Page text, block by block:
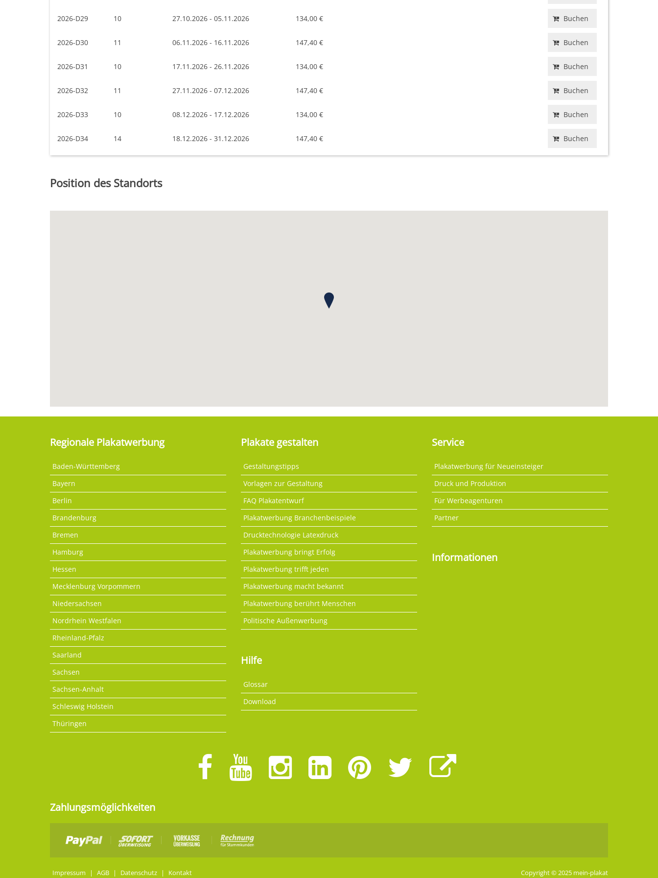
2026-D29 10 27.10.2026 - 05.11.2026 134,00 € Buchen
2026-D30 11 06.11.2026 - 16.11.2026 147,40 € Buchen
2026-D31 10 17.11.2026 - 26.11.2026 134,00 € Buchen
2026-D32 11 27.11.2026 - 07.12.2026 147,40 € Buchen
2026-D33 10 08.12.2026 - 17.12.2026 134,00 € Buchen
2026-D34 14 18.12.2026 - 31.12.2026 147,40 € Buchen
Position des Standorts
Regionale Plakatwerbung
Baden-Württemberg
Bayern
Berlin
Brandenburg
Bremen
Hamburg
Hessen
Mecklenburg Vorpommern
Niedersachsen
Nordrhein Westfalen
Rheinland-Pfalz
Saarland
Sachsen
Sachsen-Anhalt
Schleswig Holstein
Thüringen
Plakate gestalten
Gestaltungstipps
Vorlagen zur Gestaltung
FAQ Plakatentwurf
Plakatwerbung Branchenbeispiele
Drucktechnologie Latexdruck
Plakatwerbung bringt Erfolg
Plakatwerbung trifft jeden
Plakatwerbung macht bekannt
Plakatwerbung berührt Menschen
Politische Außenwerbung
Hilfe
Glossar
Download
Service
Plakatwerbung für Neueinsteiger
Druck und Produktion
Für Werbeagenturen
Partner
Informationen
Zahlungsmöglichkeiten
Impressum | AGB | Datenschutz | Kontakt Copyright © 2025 mein-plakat